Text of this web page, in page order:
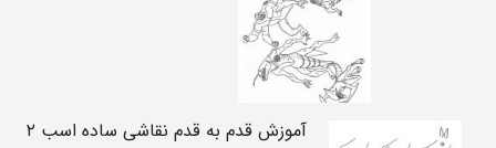
آموزش قدم به قدم نقاشی ساده اسب ۲